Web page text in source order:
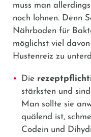
muss man
noch lohnen. Denn
Nährboden für
möglichst viel
Hustenreiz zu
Die
stärksten und
Man sollte sie
quälend ist,
Codein und